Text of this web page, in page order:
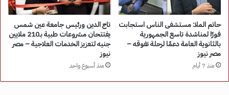
حاتم الملا: مستشفى الناس استجابت
فورًا لمناشدة تاسع الجمهورية
بالثانوية العامة دعمًا لرحلة تفوقه –
مصر نيوز
منذ 7 أيام
تاج الدين ورئيس جامعة عين شمس
يفتتحان مشروعات طبية بـ210 ملايين
جنيه لتعزيز الخدمات العلاجية – مصر
نيوز
منذ أسبوع واحد